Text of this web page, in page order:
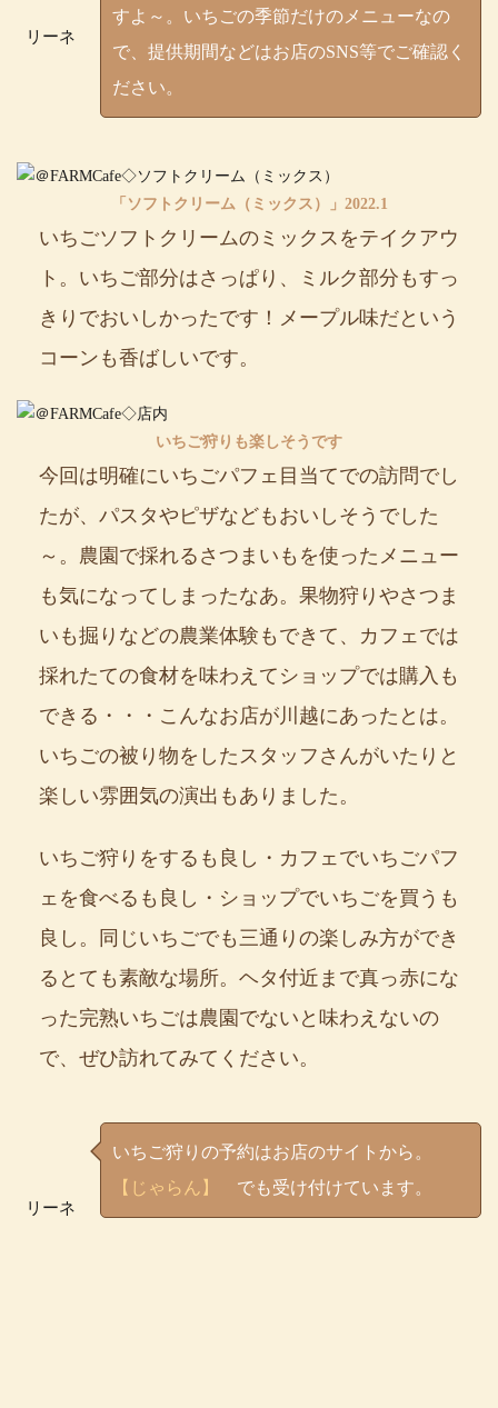
リーネ
すよ～。いちごの季節だけのメニューなの
で、提供期間などはお店のSNS等でご確認く
ださい。
「ソフトクリーム（ミックス）」2022.1
いちごソフトクリームのミックスをテイクアウ
ト。いちご部分はさっぱり、ミルク部分もすっ
きりでおいしかったです！メープル味だという
コーンも香ばしいです。
いちご狩りも楽しそうです
今回は明確にいちごパフェ目当てでの訪問でし
たが、パスタやピザなどもおいしそうでした
～。農園で採れるさつまいもを使ったメニュー
も気になってしまったなあ。果物狩りやさつま
いも掘りなどの農業体験もできて、カフェでは
採れたての食材を味わえてショップでは購入も
できる・・・こんなお店が川越にあったとは。
いちごの被り物をしたスタッフさんがいたりと
楽しい雰囲気の演出もありました。
いちご狩りをするも良し・カフェでいちごパフ
ェを食べるも良し・ショップでいちごを買うも
良し。同じいちごでも三通りの楽しみ方ができ
るとても素敵な場所。ヘタ付近まで真っ赤にな
った完熟いちごは農園でないと味わえないの
で、ぜひ訪れてみてください。
リーネ
いちご狩りの予約はお店のサイトから。
【じゃらん】
でも受け付けています。